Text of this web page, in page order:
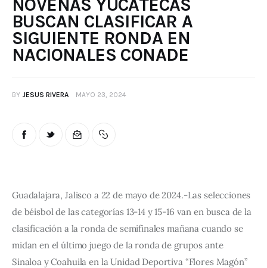
NOVENAS YUCATECAS
BUSCAN CLASIFICAR A
SIGUIENTE RONDA EN
NACIONALES CONADE
BY JESUS RIVERA MAYO 23, 2024
Guadalajara, Jalisco a 22 de mayo de 2024.-Las selecciones
de béisbol de las categorías 13-14 y 15-16 van en busca de la
clasificación a la ronda de semifinales mañana cuando se
midan en el último juego de la ronda de grupos ante
Sinaloa y Coahuila en la Unidad Deportiva “Flores Magón”